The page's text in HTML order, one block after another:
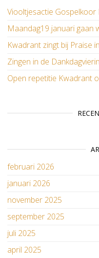
Viooltjesactie Gospelkoor
Maandag19 januari gaan
Kwadrant zingt bij Praise
Zingen in de
Open repetitie Kwadrant
februari 2026
januari 2026
november 2025
september 2025
juli 2025
april 2025